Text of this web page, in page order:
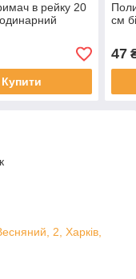
в рейку 20
Купити
см
47
2, Харків,